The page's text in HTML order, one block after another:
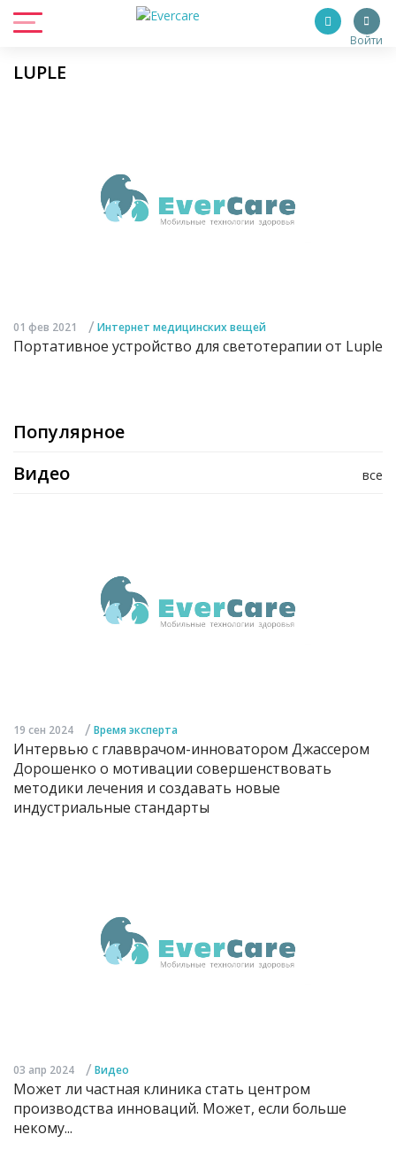
Войти
LUPLE
01 фев 2021 / Интернет медицинских вещей
Портативное устройство для светотерапии от Luple
Популярное
все
Видео
19 сен 2024 / Время эксперта
Интервью с главврачом-инноватором Джассером
Дорошенко о мотивации совершенствовать
методики лечения и создавать новые
индустриальные стандарты
03 апр 2024 / Видео
Может ли частная клиника стать центром
производства инноваций. Может, если больше
некому...